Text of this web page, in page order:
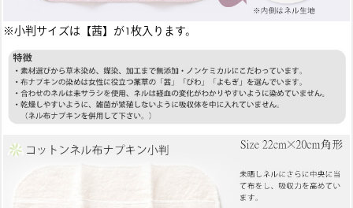
※小判サイズは【茜】が1枚入ります。